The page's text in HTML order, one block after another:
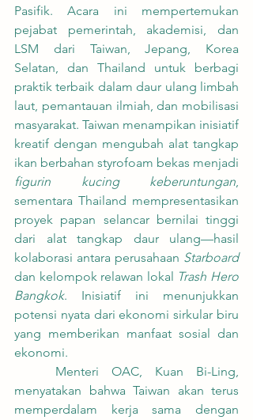
Pasifik. Acara ini mempertemukan
pejabat pemerintah, akademisi, dan
LSM dari Taiwan, Jepang, Korea
Selatan, dan Thailand untuk berbagi
praktik terbaik dalam daur ulang limbah
laut, pemantauan ilmiah, dan mobilisasi
masyarakat. Taiwan menampikan inisiatif
kreatif dengan mengubah alat tangkap
figurin kucing keberuntungan,
sementara Thailand mempresentasikan
proyek papan selancar bernilai tinggi
dari alat tangkap daur ulang—hasil
kolaborasi antara perusahaan Starboard
dan kelompok relawan lokal Trash Hero
Bangkok. Inisiatif ini menunjukkan
potensi nyata dari ekonomi sirkular biru
yang memberikan manfaat sosial dan
ekonomi.
menyatakan bahwa Taiwan akan terus
memperdalam kerja sama dengan